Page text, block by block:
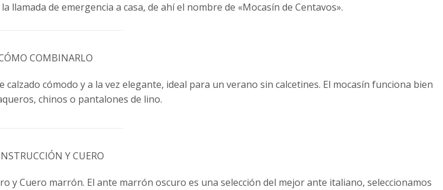
de emergencia a casa, de ahí el nombre de «Mocasín de Centavos».
COMBINARLO
cómodo y a la vez elegante, ideal para un verano sin calcetines. El mocasín funciona bien
chinos o pantalones de lino.
Y CUERO
Cuero marrón. El ante marrón oscuro es una selección del mejor ante italiano, seleccionamos